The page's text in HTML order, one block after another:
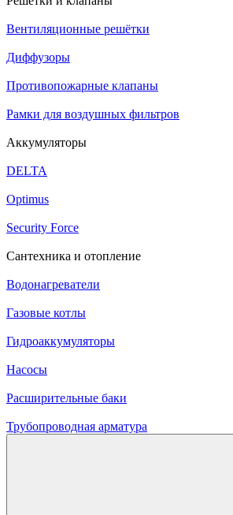
Вентиляционные решётки
Диффузоры
Противопожарные клапаны
Рамки для воздушных фильтров
Аккумуляторы
DELTA
Optimus
Security Force
Сантехника и отопление
Водонагреватели
Газовые котлы
Гидроаккумуляторы
Насосы
Расширительные баки
Трубопроводная арматура